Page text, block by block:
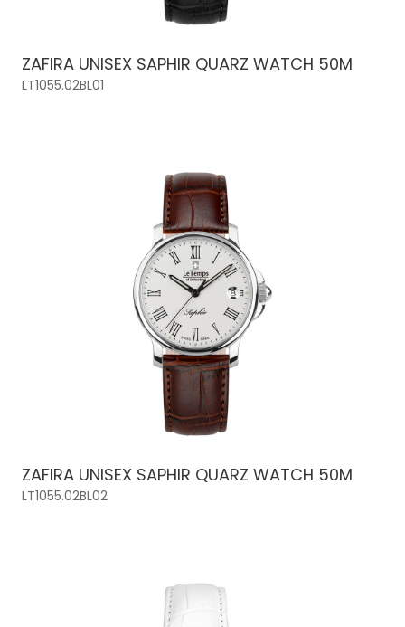
ZAFIRA UNISEX SAPHIR QUARZ WATCH 50M
LT1055.02BL01
ZAFIRA UNISEX SAPHIR QUARZ WATCH 50M
LT1055.02BL02